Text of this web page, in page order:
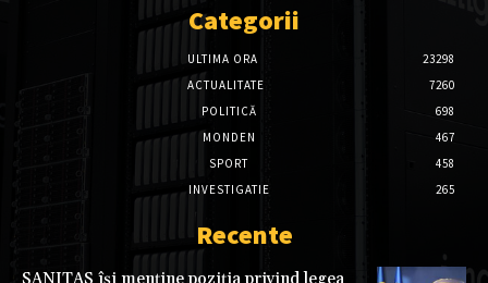
Categorii
ULTIMA ORA
23298
ACTUALITATE
7260
POLITICĂ
698
MONDEN
467
SPORT
458
INVESTIGATIE
265
Recente